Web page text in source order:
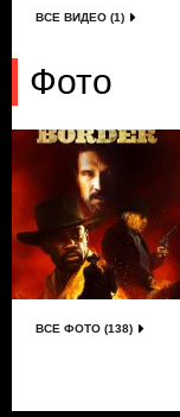
ВСЕ ВИДЕО (1)
Фото
ВСЕ ФОТО (138)